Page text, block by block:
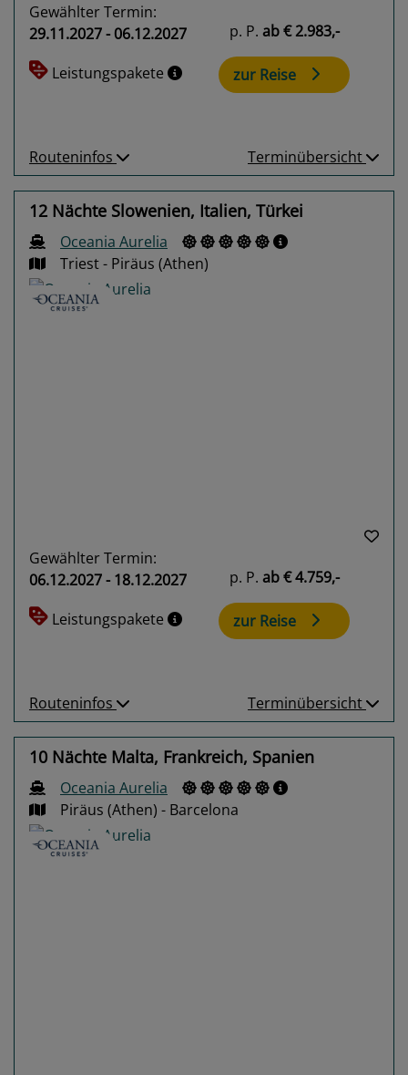
Gewählter Termin:
29.11.2027 - 06.12.2027
Leistungspakete
p. P. ab€ 2.983,-
zur Reise
Routeninfos Terminübersicht
12 Nächte Slowenien, Italien, Türkei
Oceania Aurelia
Triest - Piräus (Athen)
Gewählter Termin:
06.12.2027 - 18.12.2027
Leistungspakete
p. P. ab€ 4.759,-
zur Reise
Routeninfos Terminübersicht
10 Nächte Malta, Frankreich, Spanien
Oceania Aurelia
Piräus (Athen) - Barcelona